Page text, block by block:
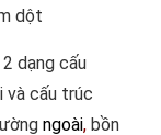
dột
dạng cấu
và cấu trúc
ngoài, bồn